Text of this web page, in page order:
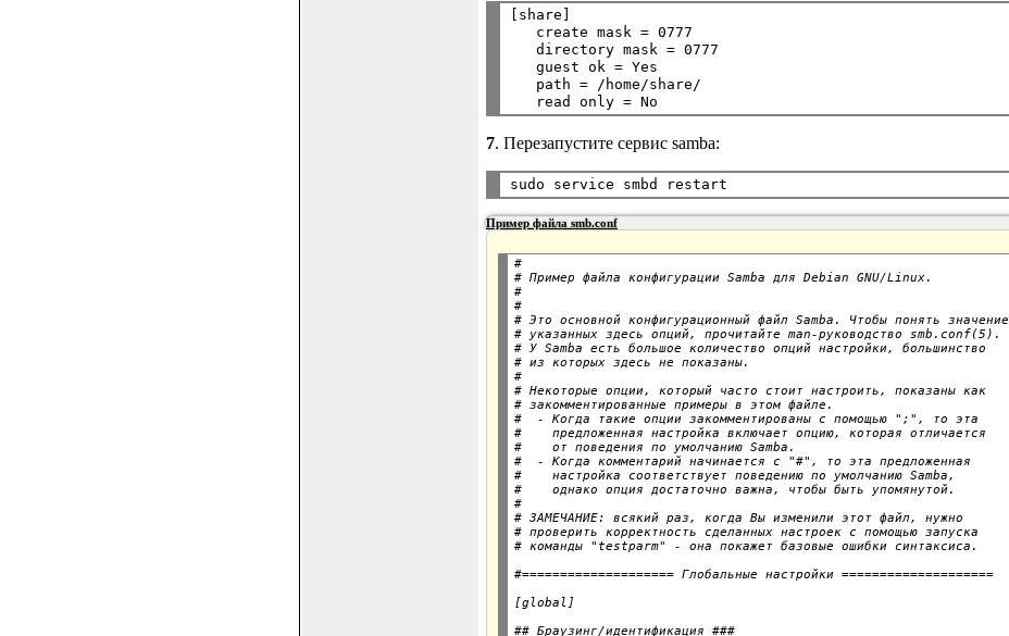
[share]
   create mask = 0777
   directory mask = 0777
   guest ok = Yes
   path = /home/share/
7. Перезапустите сервис samba:
sudo service smbd restart
Пример файла smb.conf
#
# Пример файла конфигурации Samba для Debian GNU/Linux.
#
#
# Это основной конфигурационный файл Samba. Чтобы понять значение
# указанных здесь опций, прочитайте man-руководство smb.conf(5).
# У Samba есть большое количество опций настройки, большинство
# из которых здесь не показаны.
#
# Некоторые опции, который часто стоит настроить, показаны как
# закомментированные примеры в этом файле.
#  - Когда такие опции закомментированы с помощью ";", то эта
#    предложенная настройка включает опцию, которая отличается
#    от поведения по умолчанию Samba.
#  - Когда комментарий начинается с "#", то эта предложенная
#    настройка соответствует поведению по умолчанию Samba,
#    однако опция достаточно важна, чтобы быть упомянутой.
#
# ЗАМЕЧАНИЕ: всякий раз, когда Вы изменили этот файл, нужно
# проверить корректность сделанных настроек с помощью запуска